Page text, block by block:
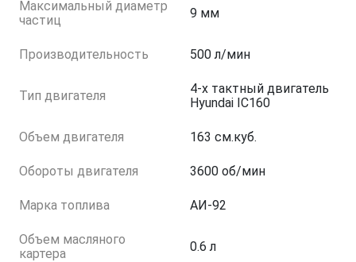
Максимальный диаметр
частиц
9 мм
Производительность 500 л/мин
Тип двигателя
4-х тактный двигатель
Hyundai IC160
Объем двигателя 163 см.куб.
Обороты двигателя 3600 об/мин
Марка топлива АИ-92
Объем масляного
картера
0.6 л